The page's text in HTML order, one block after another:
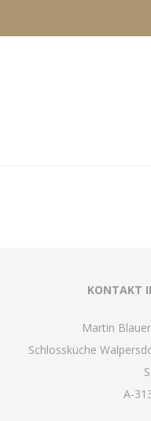
KONTAKT
Martin
Schlossküche
A-